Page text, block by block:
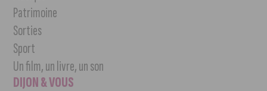
Patrimoine
Sorties
Sport
Un film, un livre, un son
DIJON & VOUS